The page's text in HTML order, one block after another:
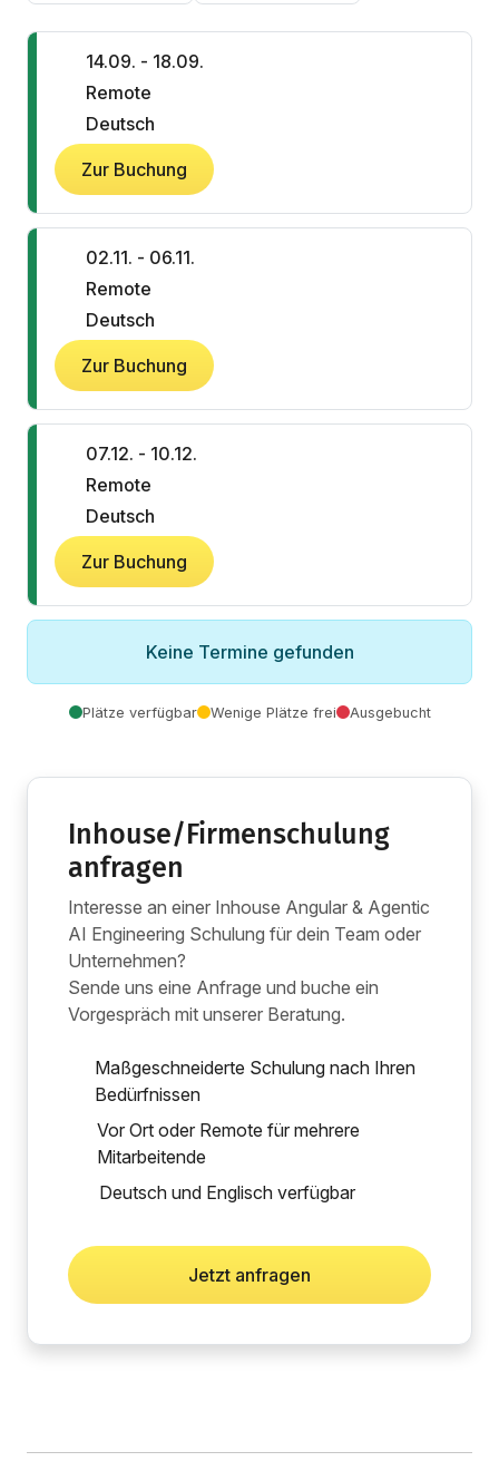
14.09. - 18.09.
Remote
Deutsch
Zur Buchung
02.11. - 06.11.
Remote
Deutsch
Zur Buchung
07.12. - 10.12.
Remote
Deutsch
Zur Buchung
Keine Termine gefunden
Plätze verfügbar Wenige Plätze frei Ausgebucht
Inhouse/Firmenschulung
anfragen
Interesse an einer Inhouse Angular & Agentic
AI Engineering Schulung für dein Team oder
Unternehmen?
Sende uns eine Anfrage und buche ein
Vorgespräch mit unserer Beratung.
Maßgeschneiderte Schulung nach Ihren
Bedürfnissen
Vor Ort oder Remote für mehrere
Mitarbeitende
Deutsch und Englisch verfügbar
Jetzt anfragen